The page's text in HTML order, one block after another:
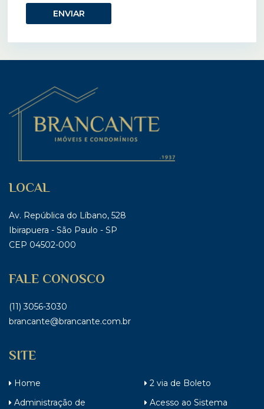
LOCAL
Av. República do Líbano, 528
Ibirapuera - São Paulo - SP
CEP 04502-000
FALE CONOSCO
(11) 3056-3030
brancante@brancante.com.br
SITE
Home
Administração de
2 via de Boleto
Acesso ao Sistema